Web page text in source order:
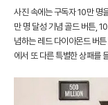
사진 속에는 구독자 10만 명
만 명 달성 기념 골드 버튼,
념하는 레드 다이아몬드 버
에서 또 다른 특별한 상패를